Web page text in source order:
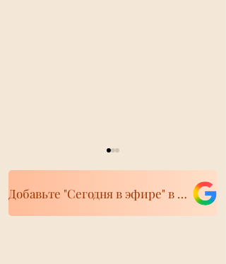
Добавьте "Сегодня в эфире" в свои источники